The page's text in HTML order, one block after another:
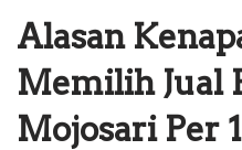
Alasan
Memilih Jual
Mojosari Per